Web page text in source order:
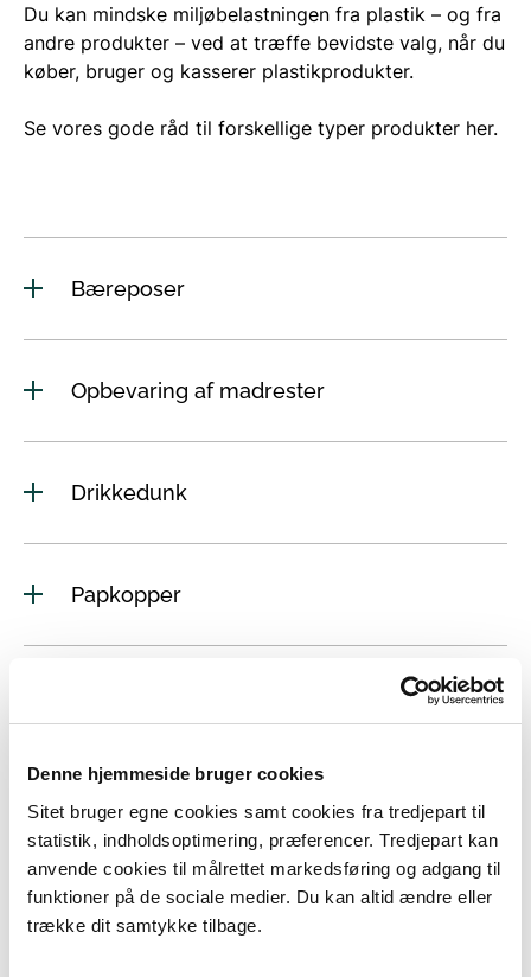
Denne hjemmeside bruger cookies
Sitet bruger egne cookies samt cookies fra tredjepart til
statistik, indholdsoptimering, præferencer. Tredjepart kan
anvende cookies til målrettet markedsføring og adgang til
funktioner på de sociale medier. Du kan altid ændre eller
trække dit samtykke tilbage.
Du kan mindske miljøbelastningen fra plastik – og fra
andre produkter – ved at træffe bevidste valg, når du
køber, bruger og kasserer plastikprodukter.
Se vores gode råd til forskellige typer produkter her.
Bæreposer
Opbevaring af madrester
Drikkedunk
Papkopper
Cigaretter